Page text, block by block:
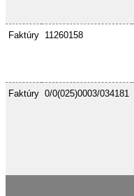
Faktúry 11260158
Faktúry 0/0(025)0003/034181